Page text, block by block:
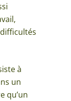
à
un
qu’un